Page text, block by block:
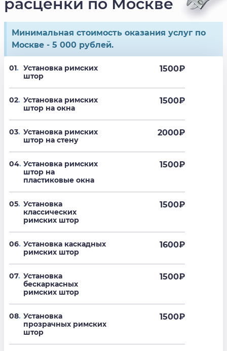
расценки по Москве
Минимальная стоимость оказания услуг по
Москве - 5 000 рублей.
01. Установка римских
штор
1500₽
02. Установка римских
штор на окна
1500₽
03. Установка римских
штор на стену
2000₽
04. Установка римских
штор на
пластиковые окна
1500₽
05. Установка
классических
римских штор
1500₽
06. Установка каскадных
римских штор
1600₽
07. Установка
бескаркасных
римских штор
1500₽
08. Установка
прозрачных римских
штор
1500₽